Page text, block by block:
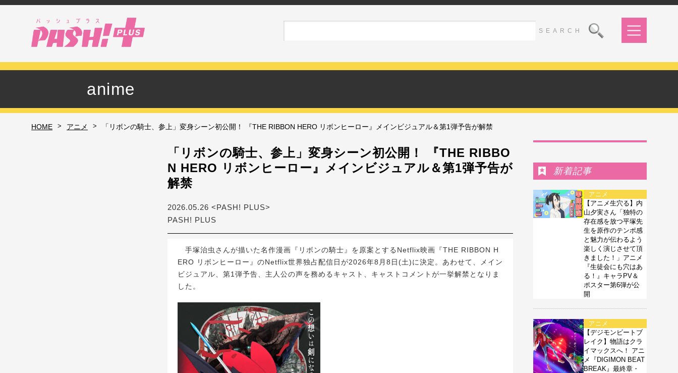
anime
HOME > アニメ > 「リボンの騎士、参上」変身シーン初公開！ 『THE RIBBON HERO リボンヒーロー』メインビジュアル＆第1弾予告が解禁
「リボンの騎士、参上」変身シーン初公開！ 『THE RIBBO
N HERO リボンヒーロー』メインビジュアル＆第1弾予告が
解禁
2026.05.26 <PASH! PLUS>
PASH! PLUS
手塚治虫さんが描いた名作漫画『リボンの騎士』を原案とするNetflix映画『THE RIBBON H
ERO リボンヒーロー』のNetflix世界独占配信日が2026年8月8日(土)に決定。あわせて、メイン
ビジュアル、第1弾予告、主人公の声を務めるキャスト、キャストコメントが一挙解禁となりま
した。
新着記事
アニメ
【アニメ生穴る】内
山夕実さん「独特の
存在感を放つ平塚先
生を原作のテンポ感
と魅力が伝わるよう
楽しく演じさせて頂
きました！」アニメ
『生徒会にも穴はあ
る！』キャラPV＆
ポスター第6弾が公
開
アニメ
【デジモンビートブ
レイク】物語はクラ
イマックスへ！ アニ
メ『DIGIMON BEAT
BREAK』最終章・